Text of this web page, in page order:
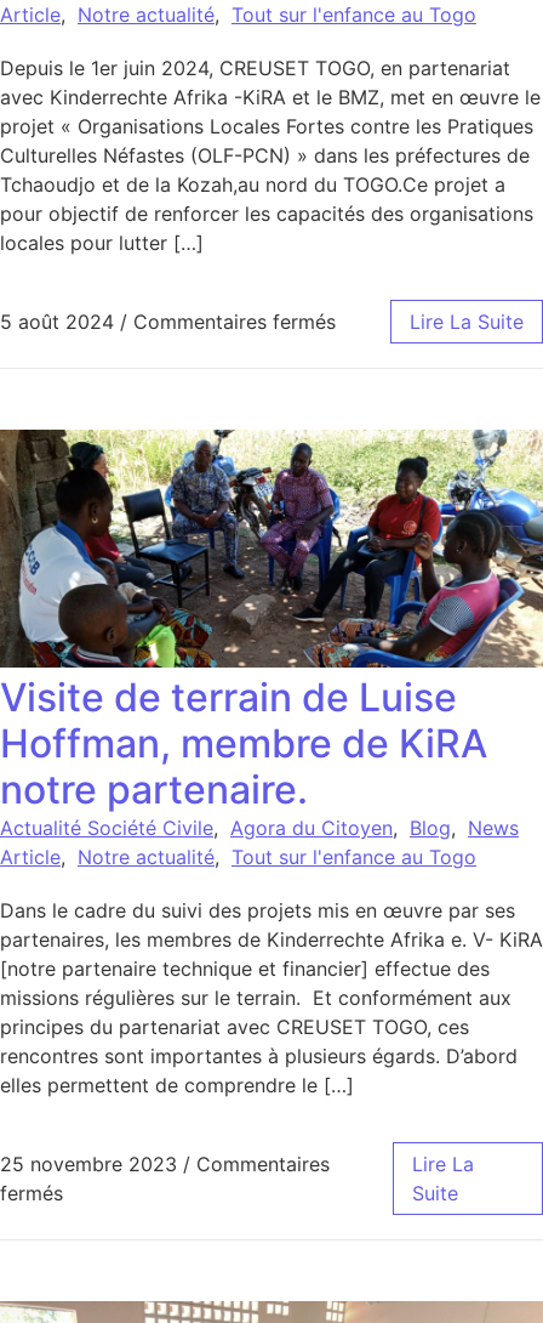
Article, Notre actualité, Tout sur l'enfance au Togo
Depuis le 1er juin 2024, CREUSET TOGO, en partenariat
avec Kinderrechte Afrika -KiRA et le BMZ, met en œuvre le
projet « Organisations Locales Fortes contre les Pratiques
Culturelles Néfastes (OLF-PCN) » dans les préfectures de
Tchaoudjo et de la Kozah,au nord du TOGO.Ce projet a
pour objectif de renforcer les capacités des organisations
locales pour lutter […]
5 août 2024 / Commentaires ferméssur Nouveaux défis
Lire La Suite
Visite de terrain de Luise
Hoffman, membre de KiRA
notre partenaire.
Actualité Société Civile, Agora du Citoyen, Blog, News
Article, Notre actualité, Tout sur l'enfance au Togo
Dans le cadre du suivi des projets mis en œuvre par ses
partenaires, les membres de Kinderrechte Afrika e. V- KiRA
[notre partenaire technique et financier] effectue des
missions régulières sur le terrain. Et conformément aux
principes du partenariat avec CREUSET TOGO, ces
rencontres sont importantes à plusieurs égards. D’abord
elles permettent de comprendre le […]
25 novembre 2023 / Commentaires
ferméssur Visite de terrain de Luise Hoffman, membre de
Lire La
Suite